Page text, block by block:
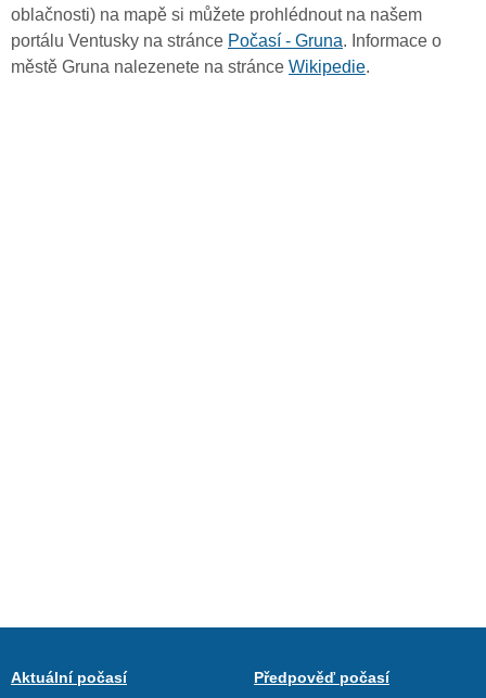
oblačnosti) na mapě si můžete prohlédnout na našem
portálu Ventusky na stránce Počasí - Gruna. Informace o
městě Gruna nalezenete na stránce Wikipedie.
Aktuální počasí
Předpověď počasí